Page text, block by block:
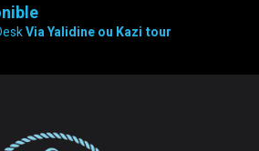
Via Yalidine ou Kazi tour